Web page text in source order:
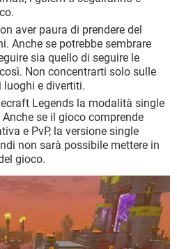
aver paura di prendere del
Anche se potrebbe sembrare
sia quello di seguire le
Non concentrarti solo sulle
e divertiti.
Legends la modalità single
se il gioco comprende
e PvP, la versione single
non sarà possibile mettere in
gioco.